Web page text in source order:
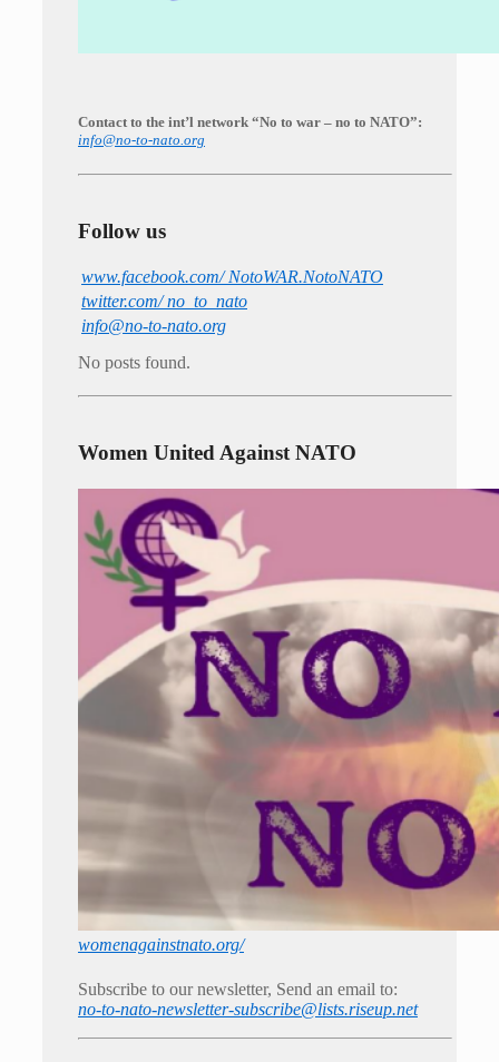
Contact to the int’l network “No to war – no to NATO”:
info@no-to-nato.org
Follow us
www.facebook.com/ NotoWAR.NotoNATO
twitter.com/ no_to_nato
info@no-to-nato.org
No posts found.
Women United Against NATO
womenagainstnato.org/
Subscribe to our newsletter, Send an email to:
no-to-nato-newsletter-subscribe@lists.riseup.net